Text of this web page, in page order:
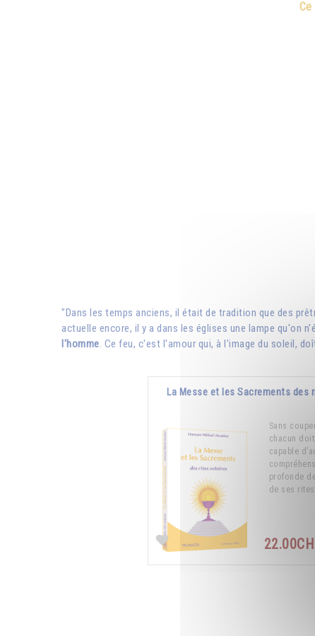
"Dans les temps anciens, il était de tradition que des
actuelle encore, il y a dans les églises une lampe qu'on
l'homme. Ce feu, c'est l'amour qui, à l'image du soleil,
La Messe et les Sacrements des
Sans
chacun doit
capable
profonde
de ses